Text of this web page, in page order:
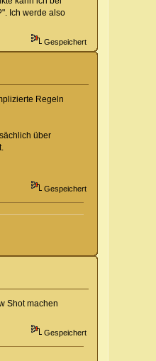
Ich werde also
Gespeichert
Regeln
über
Gespeichert
Shot machen
Gespeichert